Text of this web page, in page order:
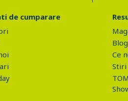
de cumparare
Blog
Ce
Stiri